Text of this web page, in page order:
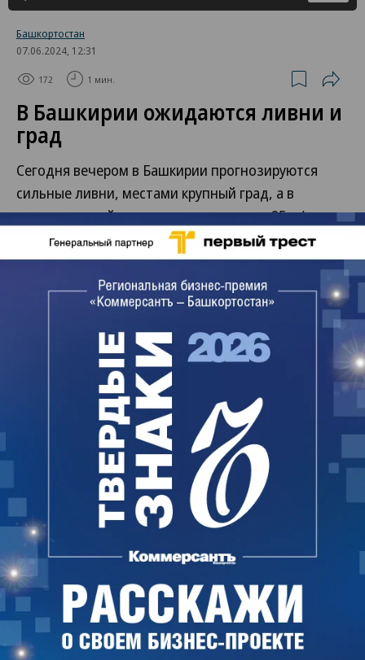
Башкортостан
07.06.2024, 12:31
172 1 мин.
В Башкирии ожидаются ливни и
град
Сегодня вечером в Башкирии прогнозируются
сильные ливни, местами крупный град, а в
отдельных районах ветер усилится до 25 м/с,
сообщили в пресс-службе регионального МЧС.
Такая погода продлится сутки, отмечают в
министерстве.
Читайте нас вTelegram иВКонтакте
Читайте нас вДзене и во Вконтакте
Новости компаний Все
06.08.2026 06.08.2026